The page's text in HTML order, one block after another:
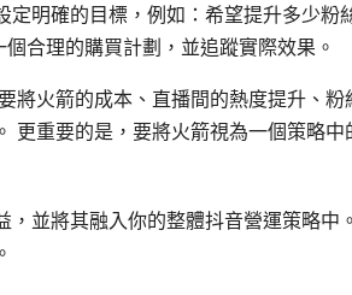
定明確的目標，例如：希望提升多少粉
合理的購買計劃，並追蹤實際效果。
將火箭的成本、直播間的熱度提升、粉
更重要的是，要將火箭視為一個策略中
並將其融入你的整體抖音營運策略中